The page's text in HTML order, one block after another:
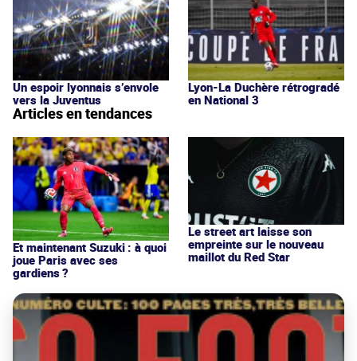
Un espoir lyonnais s’envole
vers la Juventus
Lyon-La Duchère rétrogradé
en National 3
Articles en tendances
Et maintenant Suzuki : à quoi
joue Paris avec ses
gardiens ?
Le street art laisse son
empreinte sur le nouveau
maillot du Red Star